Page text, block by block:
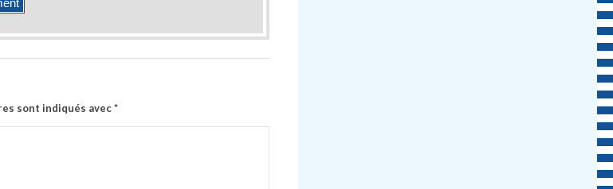
sont indiqués avec*